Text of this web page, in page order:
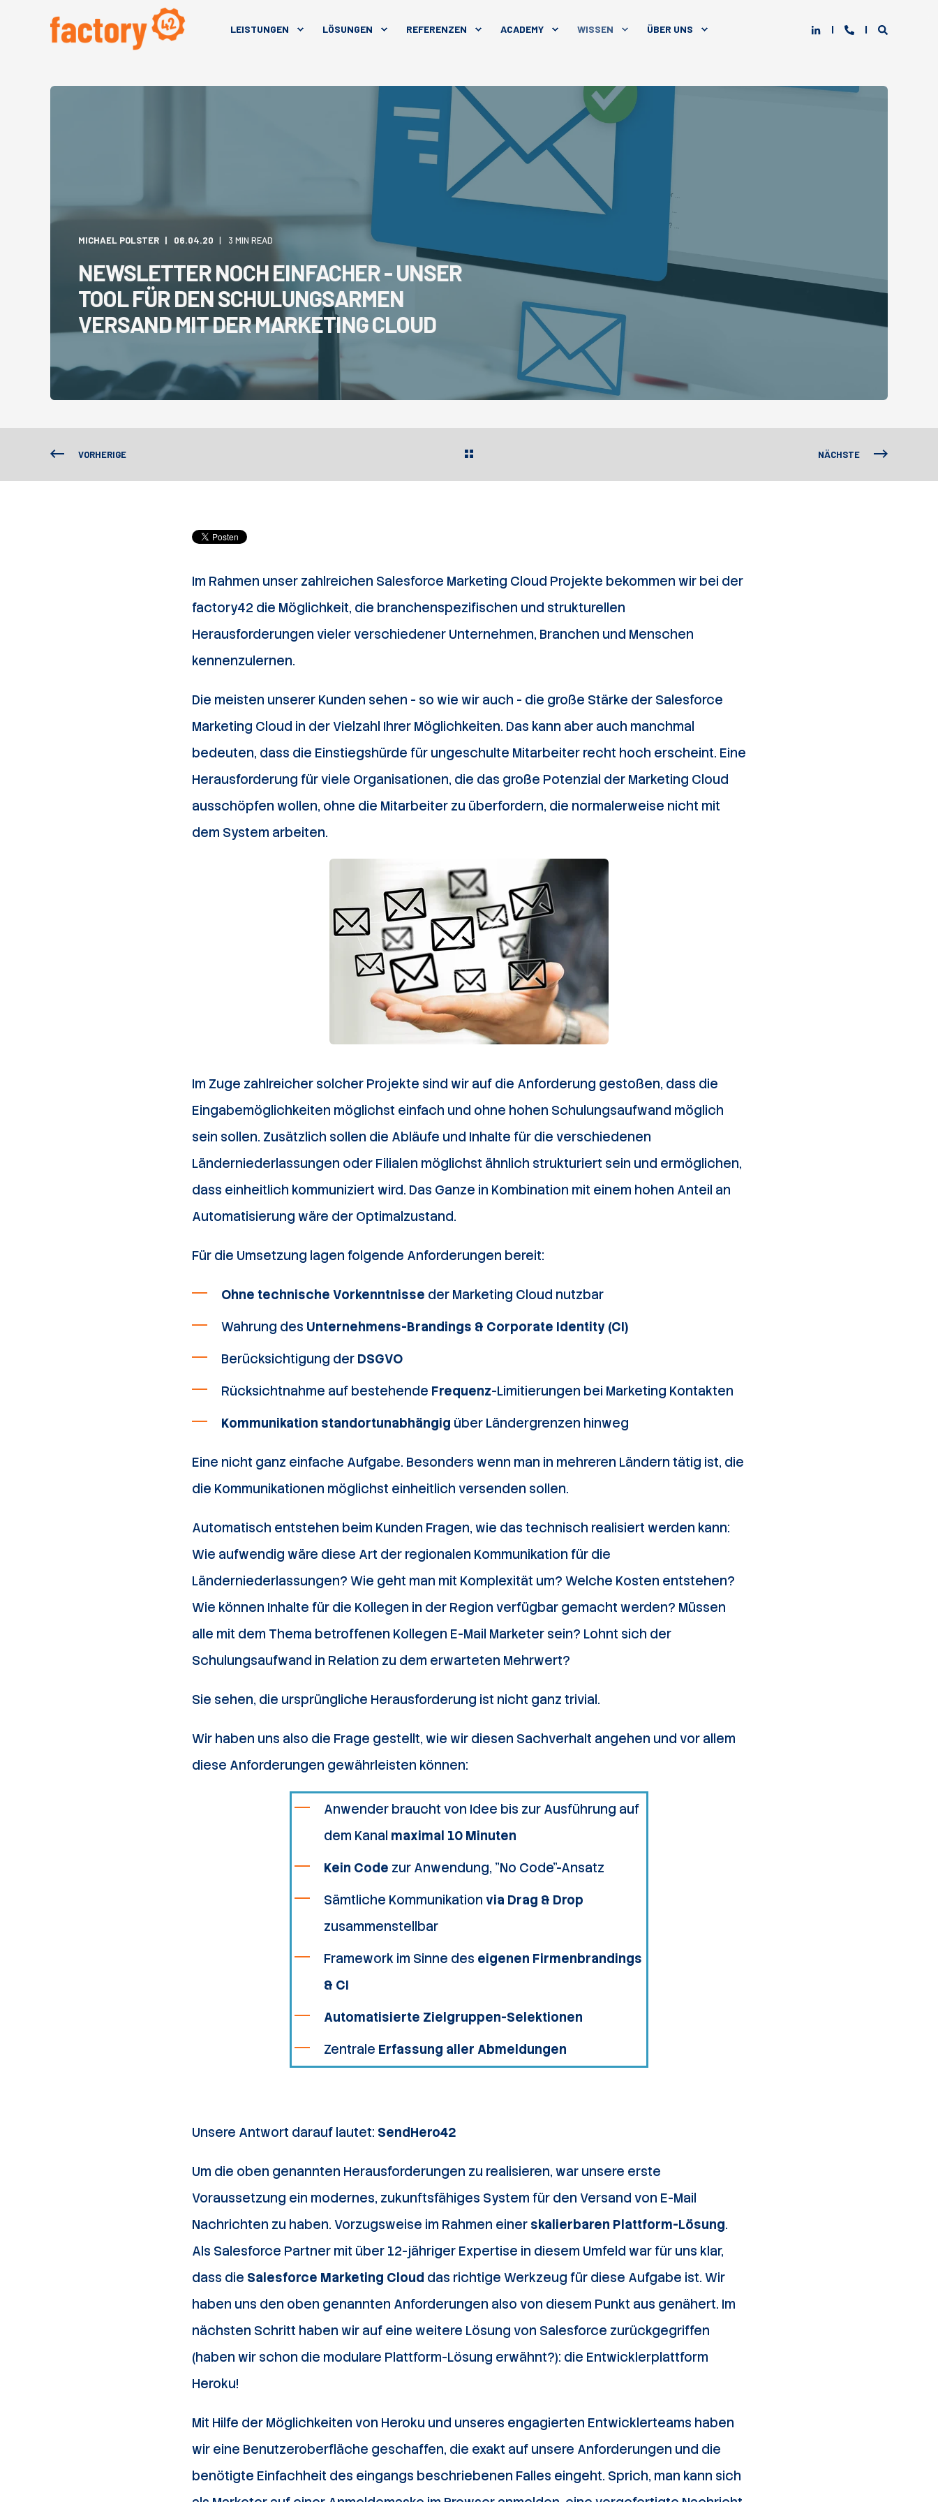
LEISTUNGEN LÖSUNGEN REFERENZEN ACADEMY WISSEN ÜBER UNS
MICHAEL POLSTER 06.04.20 3 MIN READ
NEWSLETTER NOCH EINFACHER - UNSER
TOOL FÜR DEN SCHULUNGSARMEN
VERSAND MIT DER MARKETING CLOUD
VORHERIGE NÄCHSTE
Im Rahmen unser zahlreichen Salesforce Marketing Cloud Projekte bekommen wir bei der
factory42 die Möglichkeit, die branchenspezifischen und strukturellen
Herausforderungen vieler verschiedener Unternehmen, Branchen und Menschen
kennenzulernen.
Die meisten unserer Kunden sehen - so wie wir auch - die große Stärke der Salesforce
Marketing Cloud in der Vielzahl Ihrer Möglichkeiten. Das kann aber auch manchmal
bedeuten, dass die Einstiegshürde für ungeschulte Mitarbeiter recht hoch erscheint. Eine
Herausforderung für viele Organisationen, die das große Potenzial der Marketing Cloud
ausschöpfen wollen, ohne die Mitarbeiter zu überfordern, die normalerweise nicht mit
dem System arbeiten.
Im Zuge zahlreicher solcher Projekte sind wir auf die Anforderung gestoßen, dass die
Eingabemöglichkeiten möglichst einfach und ohne hohen Schulungsaufwand möglich
sein sollen. Zusätzlich sollen die Abläufe und Inhalte für die verschiedenen
Länderniederlassungen oder Filialen möglichst ähnlich strukturiert sein und ermöglichen,
dass einheitlich kommuniziert wird. Das Ganze in Kombination mit einem hohen Anteil an
Automatisierung wäre der Optimalzustand.
Für die Umsetzung lagen folgende Anforderungen bereit:
Ohne technische Vorkenntnisse der Marketing Cloud nutzbar
Wahrung des Unternehmens-Brandings & Corporate Identity (CI)
Berücksichtigung der DSGVO
Rücksichtnahme auf bestehende Frequenz-Limitierungen bei Marketing Kontakten
Kommunikation standortunabhängig über Ländergrenzen hinweg
Eine nicht ganz einfache Aufgabe. Besonders wenn man in mehreren Ländern tätig ist, die
die Kommunikationen möglichst einheitlich versenden sollen.
Automatisch entstehen beim Kunden Fragen, wie das technisch realisiert werden kann:
Wie aufwendig wäre diese Art der regionalen Kommunikation für die
Länderniederlassungen? Wie geht man mit Komplexität um? Welche Kosten entstehen?
Wie können Inhalte für die Kollegen in der Region verfügbar gemacht werden? Müssen
alle mit dem Thema betroffenen Kollegen E-Mail Marketer sein? Lohnt sich der
Schulungsaufwand in Relation zu dem erwarteten Mehrwert?
Sie sehen, die ursprüngliche Herausforderung ist nicht ganz trivial.
Wir haben uns also die Frage gestellt, wie wir diesen Sachverhalt angehen und vor allem
diese Anforderungen gewährleisten können:
Anwender braucht von Idee bis zur Ausführung auf
dem Kanal maximal 10 Minuten
Kein Code zur Anwendung, "No Code"-Ansatz
Sämtliche Kommunikation via Drag & Drop
zusammenstellbar
Framework im Sinne des eigenen Firmenbrandings
& CI
Automatisierte Zielgruppen-Selektionen
Zentrale Erfassung aller Abmeldungen
Unsere Antwort darauf lautet: SendHero42
Um die oben genannten Herausforderungen zu realisieren, war unsere erste
Voraussetzung ein modernes, zukunftsfähiges System für den Versand von E-Mail
Nachrichten zu haben. Vorzugsweise im Rahmen einer skalierbaren Plattform-Lösung.
Als Salesforce Partner mit über 12-jähriger Expertise in diesem Umfeld war für uns klar,
dass die Salesforce Marketing Cloud das richtige Werkzeug für diese Aufgabe ist. Wir
haben uns den oben genannten Anforderungen also von diesem Punkt aus genähert. Im
nächsten Schritt haben wir auf eine weitere Lösung von Salesforce zurückgegriffen
(haben wir schon die modulare Plattform-Lösung erwähnt?): die Entwicklerplattform
Heroku!
Mit Hilfe der Möglichkeiten von Heroku und unseres engagierten Entwicklerteams haben
wir eine Benutzeroberfläche geschaffen, die exakt auf unsere Anforderungen und die
benötigte Einfachheit des eingangs beschriebenen Falles eingeht. Sprich, man kann sich